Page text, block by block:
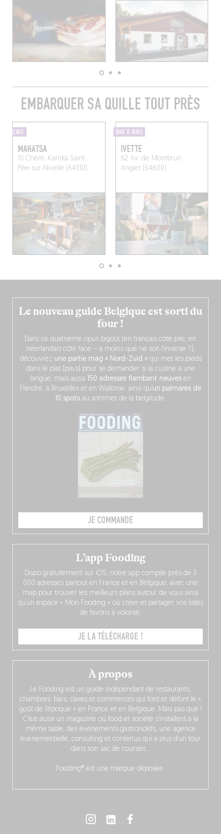
EMBARQUER SA QUILLE TOUT PRÈS
CAVE
MAHATSA
10 Chem. Karrika Saint-
Pée-sur-Nivelle (64310)
BAR À VINS
IVETTE
62 Av. de Montbrun
Anglet (64600)
Le nouveau guide Belgique est sorti du
four !
Dans ce quatrième opus bigoût (en français côté pile, en
néerlandais côté face – à moins que ne soit l’inverse ?),
découvrez une partie mag « Nord-Zuid » qui met les pieds
dans le plat (pays) pour se demander si la cuisine a une
langue, mais aussi 150 adresses flambant neuvesen
Flandre, à Bruxelles et en Wallonie, ainsi qu’un palmarès de
10 spots au sommet de la belgitude.
JE COMMANDE
À propos
Le Fooding est un guide indépendant de restaurants,
chambres, bars, caves et commerces qui font et défont le «
goût de l’époque » en France et en Belgique. Mais pas que !
C’est aussi un magazine où food et société s’installent à la
même table, des événements gastronokifs, une agence
événementielle, consulting et contenus qui a plus d’un tour
dans son sac de courses…
Fooding® est une marque déposée.
L’app Fooding
Dispo gratuitement sur iOS, notre app compile près de 3
000 adresses partout en France et en Belgique, avec une
map pour trouver les meilleurs plans autour de vous ainsi
qu’un espace « Mon Fooding » où créer et partager vos listes
de favoris à volonté.
JE LA TÉLÉCHARGE !